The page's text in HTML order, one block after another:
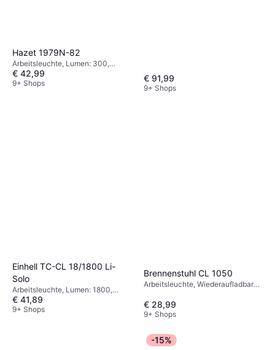
Hazet 1979N-82
Arbeitsleuchte, Lumen: 300,
Gewicht: 200g
€ 42,99
9+ Shops € 91,99
9+ Shops
Einhell TC-CL 18/1800 Li-
Solo
Arbeitsleuchte, Lumen: 1800,
Reichweite: 6 m, Gewicht: 1150g
€ 41,89
9+ Shops
Brennenstuhl CL 1050
Arbeitsleuchte, Wiederaufladbare
Reichweite: 40 m, Gewicht: 400g
€ 28,99
9+ Shops
-15%